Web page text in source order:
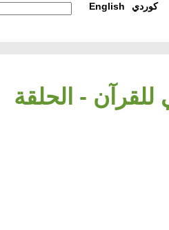
English كوردي
- الحلقة